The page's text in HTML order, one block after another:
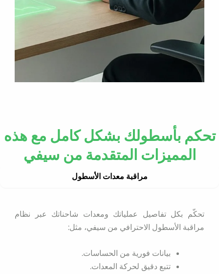
تحكم بأسطولك بشكل كامل مع هذه
المميزات المتقدمة من سيفي
مراقبة معدات الأسطول
تحكّم بكل تفاصيل عملياتك ومعدات شاحناتك عبر نظام
مراقبة الأسطول الاحترافي من سيفي، مثل:
بيانات فورية من الحساسات.
تتبع دقيق لحركة المعدات.